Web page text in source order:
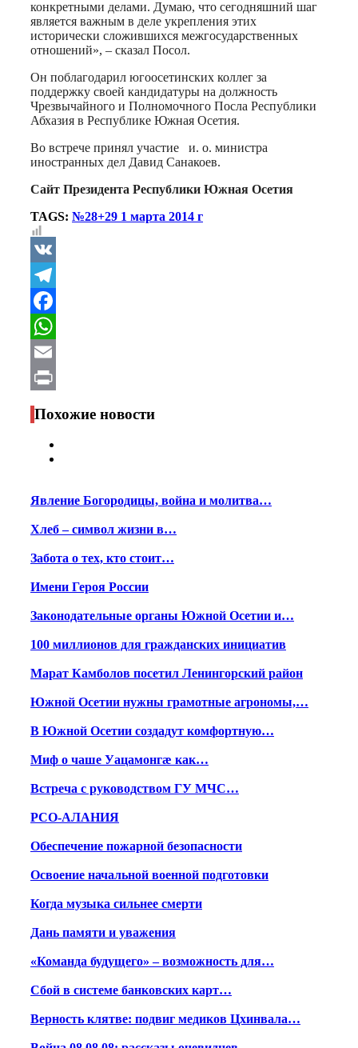
конкретными делами. Думаю, что сегодняшний шаг
является важным в деле укрепления этих
исторически сложившихся межгосударственных
отношений», – сказал Посол.
Он поблагодарил югоосетинских коллег за
поддержку своей кандидатуры на должность
Чрезвычайного и Полномочного Посла Республики
Абхазия в Республике Южная Осетия.
Во встрече принял участие и. о. министра
иностранных дел Давид Санакоев.
Сайт Президента Республики Южная Осетия
TAGS: №28+29 1 марта 2014 г
VK
Telegram
Facebook
WhatsApp
Email
Print
Похожие новости
Явление Богородицы, война и молитва…
Хлеб – символ жизни в…
Забота о тех, кто стоит…
Имени Героя России
Законодательные органы Южной Осетии и…
100 миллионов для гражданских инициатив
Марат Камболов посетил Ленингорский район
Южной Осетии нужны грамотные агрономы,…
В Южной Осетии создадут комфортную…
Миф о чаше Уацамонгæ как…
Встреча с руководством ГУ МЧС…
РСО-АЛАНИЯ
Обеспечение пожарной безопасности
Освоение начальной военной подготовки
Когда музыка сильнее смерти
Дань памяти и уважения
«Команда будущего» – возможность для…
Сбой в системе банковских карт…
Верность клятве: подвиг медиков Цхинвала…